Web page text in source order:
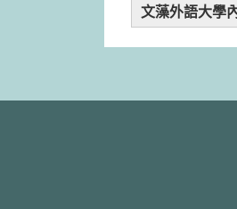
文藻外語大學